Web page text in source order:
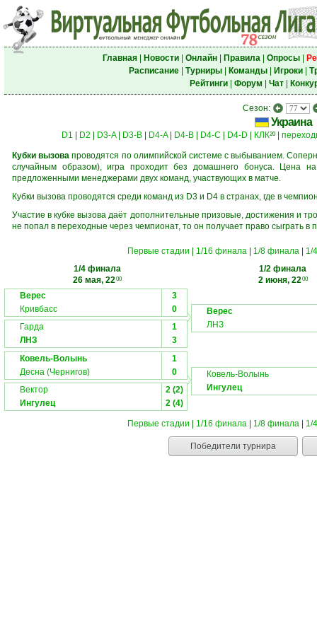
Главная| Новости| Онлайн| Правила| Опросы|
Расписание| Турниры| Команды| Игроки|
Рейтинги| Форум Чат|
Сезон:
Украина
D1 D2 D3-A| D3-B| D4-A| D4-B| D4-C D4-D КЛК20|
Кубки вызова проводятся по олимпийской системе с выбыванием.
случайным образом), игра проходит без домашнего бонуса. Цена
предложенными менеджерами двух команд, участвующих в матче.
Кубки вызова проводятся среди команд из D3 и D4 в странах, где в
Участие в кубке вызова даёт дополнительные призовые, достижения и
не попал в переходные через чемпионат, то он получает право сыграть
Первые стадии 1/16 финала| 1/8 финала|
1/
1/4 финала
26 мая, 2200
1/2 финала
2 июня, 2200
Верес
3
Кривбасс
0
Гарда
1
ЛНЗ
3
Верес
ЛНЗ
Ковель-Волынь
1
Десна (Чернигов)
0
Вектор
2 (2)
Ингулец
2 (4)
Ковель-Волынь
Ингулец
Первые стадии 1/16 финала| 1/8 финала| 1/
Победители турнира